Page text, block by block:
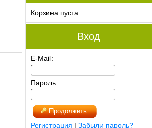
Корзина пуста.
Вход
E-Mail:
Пароль:
Продолжить
Регистрация | Забыли пароль?